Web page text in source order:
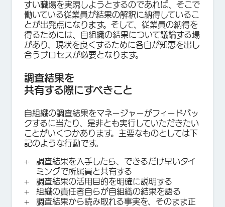
すい職場を実現しようとするのであれば、そこで
働いている従業員が結果の解釈に納得しているこ
とが出発点になります。そして、従業員の納得を
得るためには、自組織の結果について議論する場
があり、現状を良くするために各自が知恵を出し
合うプロセスが必要となります。
調査結果を
共有する際にすべきこと
自組織の調査結果をマネージャーがフィードバッ
クするに当たり、是非とも実行していただきたい
ことがいくつかあります。主要なものとしては下
記のような行動です。
調査結果を入手したら、できるだけ早いタイ
ミングで所属員と共有する
調査結果の活用目的を明確に説明する
組織の責任者自らが自組織の結果を語る
調査結果から読み取れる事実を、そのまま正